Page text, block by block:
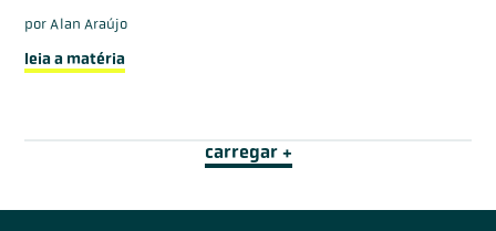
por Alan Araújo
leia a matéria
carregar +